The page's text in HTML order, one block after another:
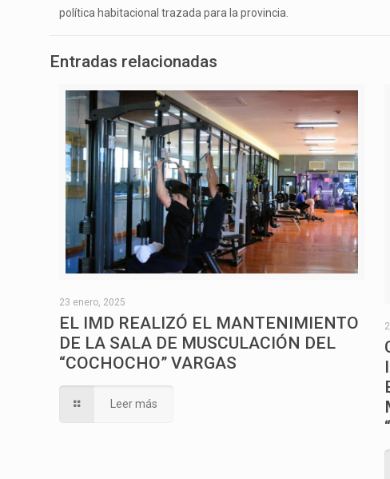
política habitacional trazada para la provincia.
Entradas relacionadas
23 enero, 2025
EL IMD REALIZÓ EL MANTENIMIENTO
DE LA SALA DE MUSCULACIÓN DEL
“COCHOCHO” VARGAS
Leer más